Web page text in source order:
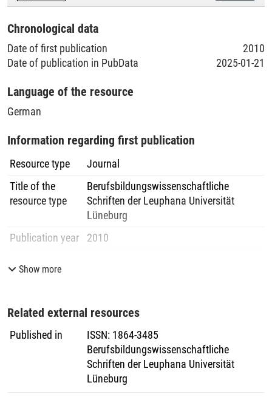
Chronological data
Date of first publication
2010
Date of publication in PubData
2025-01-21
Language of the resource
German
Information regarding first publication
Resource type
Journal
Title of the
resource type
Berufsbildungswissenschaftliche
Schriften der Leuphana Universität
Lüneburg
Publication year
2010
Publisher
Wirtschaftspädagogik der Leuphana
Universität Lüneburg
Show more
Related external resources
Published in ISSN: 1864-3485
Berufsbildungswissenschaftliche
Schriften der Leuphana Universität
Lüneburg